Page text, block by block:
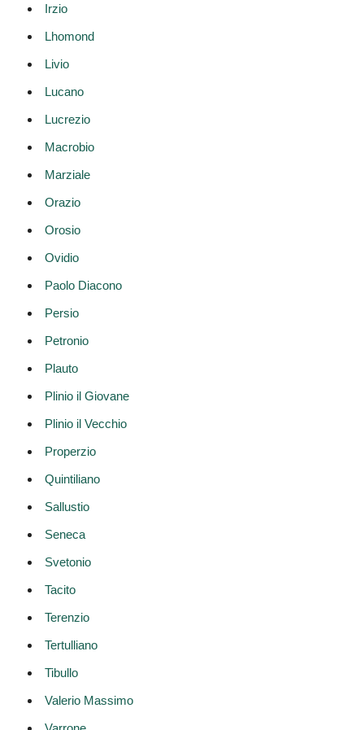
Irzio
Lhomond
Livio
Lucano
Lucrezio
Macrobio
Marziale
Orazio
Orosio
Ovidio
Paolo Diacono
Persio
Petronio
Plauto
Plinio il Giovane
Plinio il Vecchio
Properzio
Quintiliano
Sallustio
Seneca
Svetonio
Tacito
Terenzio
Tertulliano
Tibullo
Valerio Massimo